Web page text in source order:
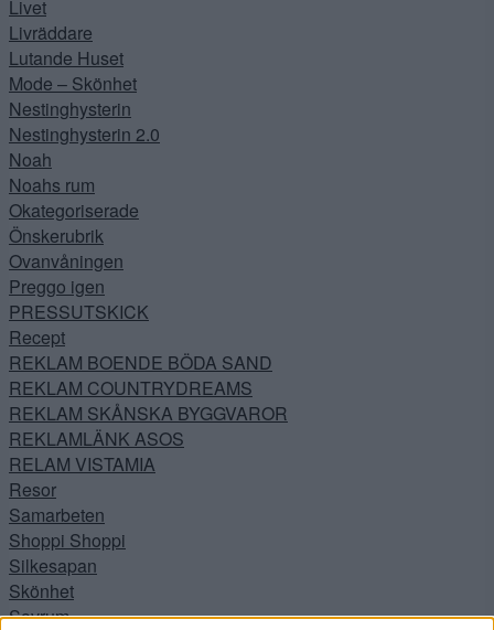
Livet
Livräddare
Lutande Huset
Mode – Skönhet
Nestinghysterin
Nestinghysterin 2.0
Noah
Noahs rum
Okategoriserade
Önskerubrik
Ovanvåningen
Preggo igen
PRESSUTSKICK
Recept
REKLAM BOENDE BÖDA SAND
REKLAM COUNTRYDREAMS
REKLAM SKÅNSKA BYGGVAROR
REKLAMLÄNK ASOS
RELAM VISTAMIA
Resor
Samarbeten
Shoppi Shoppi
Silkesapan
Skönhet
Sovrum